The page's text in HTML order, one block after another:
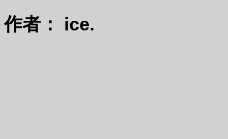
作者： ice.